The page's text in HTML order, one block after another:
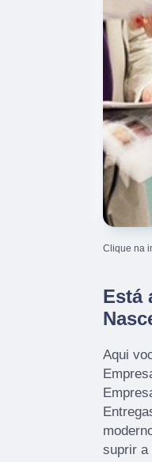
Clique na
Está
Aqui
suprir a